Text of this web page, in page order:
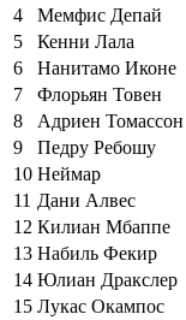
4
Мемфис Депай
5
Кенни Лала
6
Нанитамо Иконе
7
Флорьян Товен
8
Адриен Томассон
9
Педру Ребошу
10 Неймар
11 Дани Алвес
12 Килиан Мбаппе
13 Набиль Фекир
14 Юлиан Дракслер
15 Лукас Окампос